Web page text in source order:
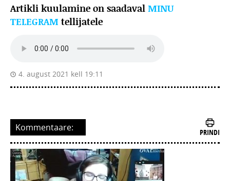
Artikli kuulamine on saadaval MINU
TELEGRAM tellijatele
4. august 2021 kell 19:11
Kommentaare: PRINDI